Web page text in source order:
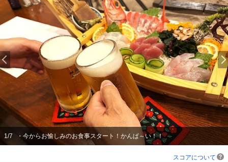
1/7 ・今からお愉しみのお食事スタート！かんぱ～い！！
スコアについて